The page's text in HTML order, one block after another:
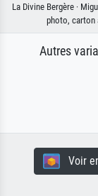
La Divine Bergère ·
photo, carton
Autres
Voir